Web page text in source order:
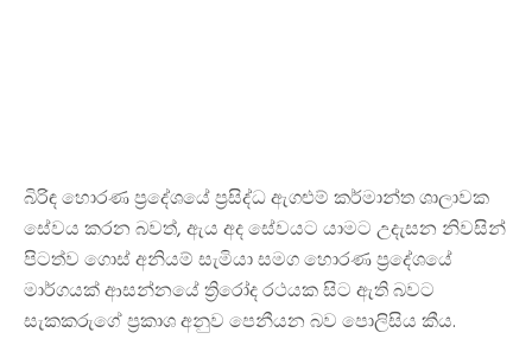
බිරිඳ හොරණ ප්‍රදේශයේ ප්‍රසිද්ධ ඇගළුම් කර්මාන්ත ශාලාවක
සේවය කරන බවත්, ඇය අද සේවයට යාමට උදැසන නිවසින්
පිටත්ව ගොස් අනියම් සැමියා සමග හොරණ ප්‍රදේශයේ
මාර්ගයක් ආසන්නයේ ත්‍රිරෝද රථයක සිට ඇති බවට
සැකකරුගේ ප්‍රකාශ අනුව පෙනීයන බව පොලිසිය කීය.